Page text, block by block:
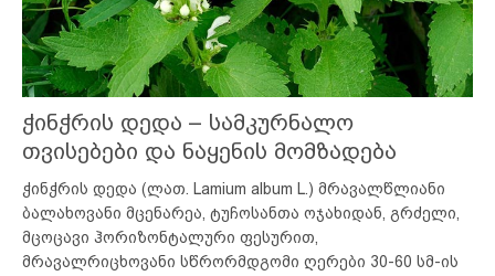
ჭინჭრის დედა – სამკურნალო
თვისებები და ნაყენის მომზადება
ჭინჭრის დედა (ლათ. Lamium album L.) მრავალწლიანი
ბალახოვანი მცენარეა, ტუჩოსანთა ოჯახიდან, გრძელი,
მცოცავი ჰორიზონტალური ფესურით,
მრავალრიცხოვანი სწრორმდგომი ღერები 30-60 სმ-ის